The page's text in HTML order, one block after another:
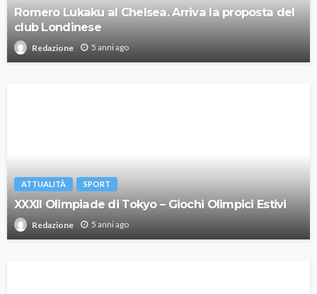
Romero Lukaku al Chelsea. Arriva la proposta del
club Londinese
Redazione 5 anni ago
ATTUALITÀ SPORT
XXXII Olimpiade di Tokyo – Giochi Olimpici Estivi
Redazione 5 anni ago